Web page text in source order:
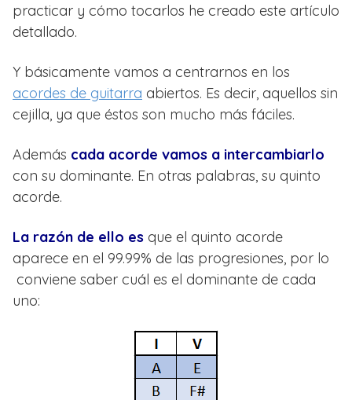
practicar y cómo tocarlos he creado este artículo
detallado.
Y básicamente vamos a centrarnos en los
acordes de guitarra abiertos. Es decir, aquellos sin
cejilla, ya que éstos son mucho más fáciles.
Además cada acorde vamos a intercambiarlo
con su dominante. En otras palabras, su quinto
acorde.
La razón de ello es que el quinto acorde
aparece en el 99.99% de las progresiones, por lo
conviene saber cuál es el dominante de cada
uno: